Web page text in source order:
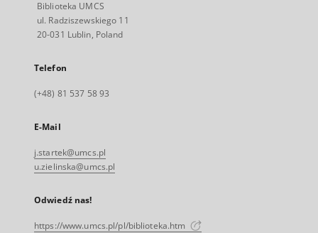
Biblioteka UMCS
ul. Radziszewskiego 11
20-031 Lublin, Poland
Telefon
(+48) 81 537 58 93
E-Mail
j.startek@umcs.pl
u.zielinska@umcs.pl
Odwiedź nas!
https://www.umcs.pl/pl/biblioteka.htm